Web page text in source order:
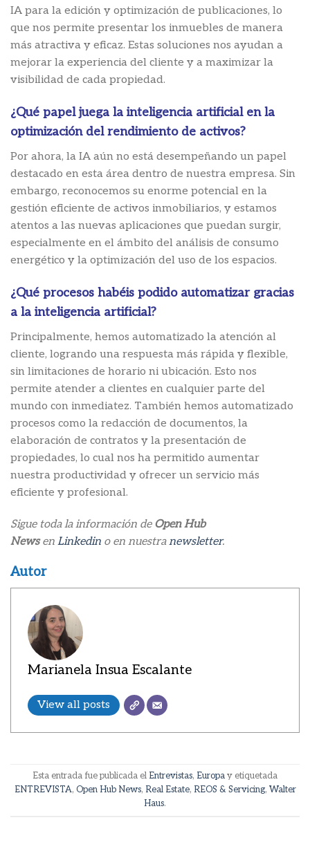
IA para la edición y optimización de publicaciones, lo
que nos permite presentar los inmuebles de manera
más atractiva y eficaz. Estas soluciones nos ayudan a
mejorar la experiencia del cliente y a maximizar la
visibilidad de cada propiedad.
¿Qué papel juega la inteligencia artificial en la
optimización del rendimiento de activos?
Por ahora, la IA aún no está desempeñando un papel
destacado en esta área dentro de nuestra empresa. Sin
embargo, reconocemos su enorme potencial en la
gestión eficiente de activos inmobiliarios, y estamos
atentos a las nuevas aplicaciones que puedan surgir,
especialmente en el ámbito del análisis de consumo
energético y la optimización del uso de los espacios.
¿Qué procesos habéis podido automatizar gracias
a la inteligencia artificial?
Principalmente, hemos automatizado la atención al
cliente, logrando una respuesta más rápida y flexible,
sin limitaciones de horario ni ubicación. Esto nos
permite atender a clientes en cualquier parte del
mundo con inmediatez. También hemos automatizado
procesos como la redacción de documentos, la
elaboración de contratos y la presentación de
propiedades, lo cual nos ha permitido aumentar
nuestra productividad y ofrecer un servicio más
eficiente y profesional.
Sigue toda la información de Open Hub
Newsen Linkedin o en nuestranewsletter.
Autor
Marianela Insua Escalante
View all posts
Esta entrada fue publicada el Entrevistas, Europay etiquetada
ENTREVISTA, Open Hub News, Real Estate, REOS & Servicing, Walter
Haus.